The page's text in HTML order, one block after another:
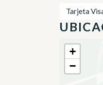
Tarjeta
+
−